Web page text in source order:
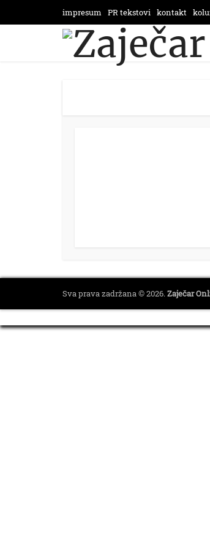
impresum PR tekstovi kontakt
Sva prava zadržana © 2026.Zaječar